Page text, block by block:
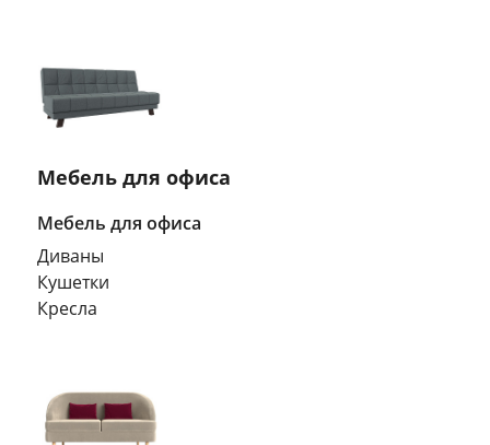
Мебель для офиса
Мебель для офиса
Диваны
Кушетки
Кресла